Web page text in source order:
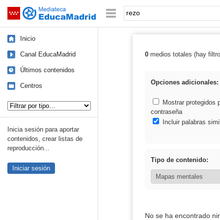
Saltar navegación Palabra o frase:
Inicio
Canal EducaMadrid
Últimos contenidos
Centros
Inicia sesión para aportar
contenidos, crear listas de
reproducción...
Iniciar sesión
Resultados de:
0medios totales (hay
Opciones adicionales:
Mostrar protegidos
contraseña
Incluir palabras
Tipo de contenido:
No se ha encontrado